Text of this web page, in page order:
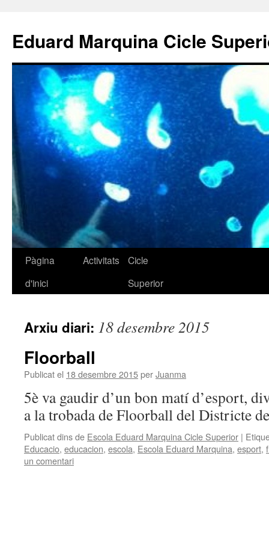
Eduard Marquina Cicle
Vés
Pàgina
d'inici
Activitats
Cicle
Superior
Arxiu diari: 18 desembre 2015
Floorball
Publicat el 18 desembre 2015perJuanma
5è va gaudir d’un bon matí d’esport,
a la trobada de Floorball del Districte
Publicat dins de Escola Eduard Marquina Cicle Superior |
Educacio, educacion, escola, Escola Eduard Marquina, esport,
un comentari